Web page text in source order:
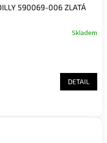
590069-006 ZLATÁ
Skladem
DETAIL